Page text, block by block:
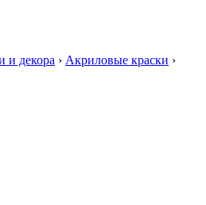
и декора › Акриловые краски ›